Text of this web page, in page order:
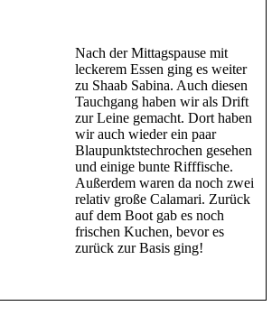
Nach der Mittagspause mit
leckerem Essen ging es weiter
zu Shaab Sabina. Auch diesen
Tauchgang haben wir als Drift
zur Leine gemacht. Dort haben
wir auch wieder ein paar
Blaupunktstechrochen gesehen
und einige bunte Rifffische.
Außerdem waren da noch zwei
relativ große Calamari. Zurück
auf dem Boot gab es noch
frischen Kuchen, bevor es
zurück zur Basis ging!